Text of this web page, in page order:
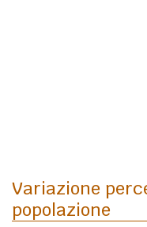
Variazione
popolazione